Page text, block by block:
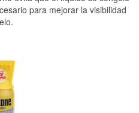
para mejorar la visibilidad